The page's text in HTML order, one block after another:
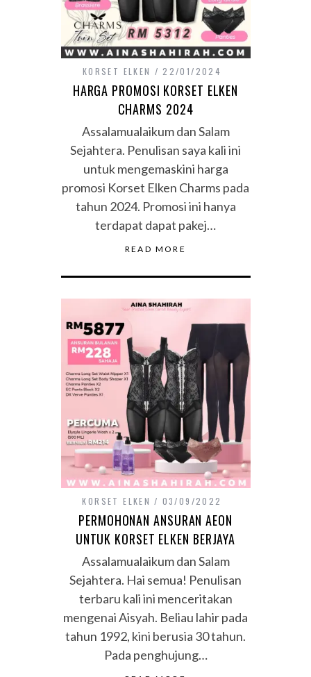
KORSET ELKEN 22/01/2024
HARGA PROMOSI KORSET ELKEN
CHARMS 2024
Assalamualaikum dan Salam
Sejahtera. Penulisan saya kali ini
untuk mengemaskini harga
promosi Korset Elken Charms pada
tahun 2024. Promosi ini hanya
terdapat dapat pakej…
READ MORE
KORSET ELKEN 03/09/2022
PERMOHONAN ANSURAN AEON
UNTUK KORSET ELKEN BERJAYA
Assalamualaikum dan Salam
Sejahtera. Hai semua! Penulisan
terbaru kali ini menceritakan
mengenai Aisyah. Beliau lahir pada
tahun 1992, kini berusia 30 tahun.
Pada penghujung…